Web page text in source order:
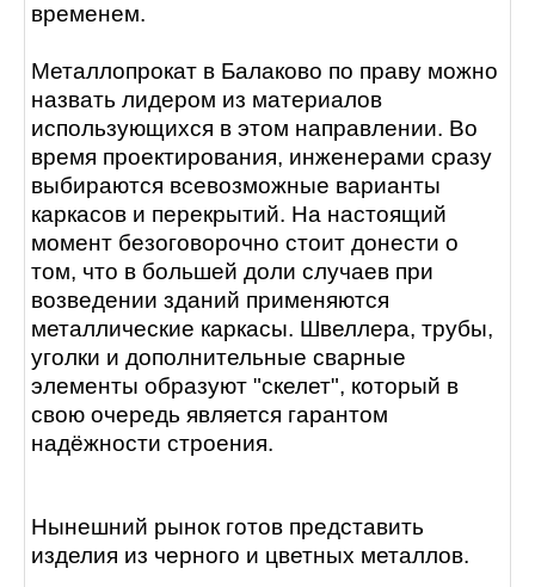
временем.
Металлопрокат в Балаково по праву можно
назвать лидером из материалов
использующихся в этом направлении. Во
время проектирования, инженерами сразу
выбираются всевозможные варианты
каркасов и перекрытий. На настоящий
момент безоговорочно стоит донести о
том, что в большей доли случаев при
возведении зданий применяются
металлические каркасы. Швеллера, трубы,
уголки и дополнительные сварные
элементы образуют "скелет", который в
свою очередь является гарантом
надёжности строения.
Нынешний рынок готов представить
изделия из черного и цветных металлов.